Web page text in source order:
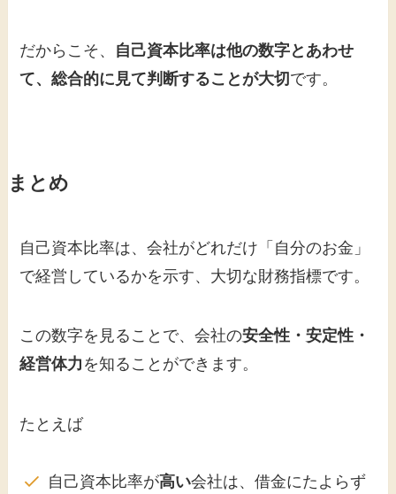
だからこそ、 自己資本比率は他の数字とあわせ
て、総合的に見て判断することが大切です。
まとめ
自己資本比率は、会社がどれだけ「自分のお金」
で経営しているかを示す、大切な財務指標です。
この数字を見ることで、会社の安全性・安定性・
経営体力を知ることができます。
たとえば
自己資本比率が高い会社は、借金にたよらず